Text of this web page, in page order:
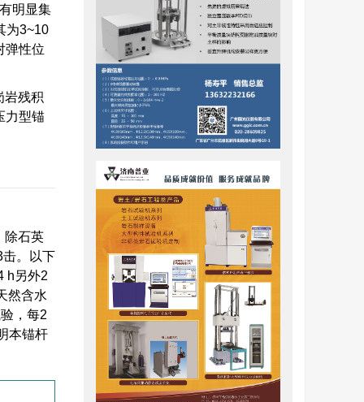
明显集
为3~10
弹性位
岩残积
力型锚
除石英
。以下
h另外2
然含水
，每2
本锚杆